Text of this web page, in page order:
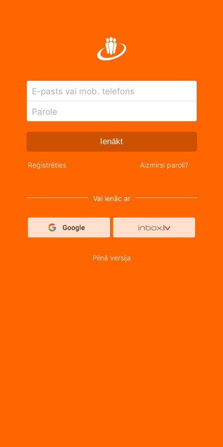
E-pasts vai mob. telefons
Parole
Ienākt
Reģistrēties Aizmirsi paroli?
Vai ienāc ar
Pilnā versija